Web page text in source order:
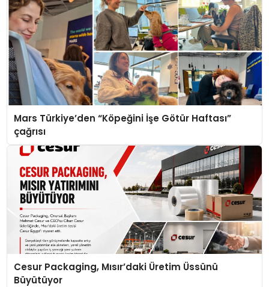
Mars Türkiye’den “Köpeğini İşe Götür Haftası”
çağrısı
Cesur Packaging, Mısır’daki Üretim Üssünü
Büyütüyor